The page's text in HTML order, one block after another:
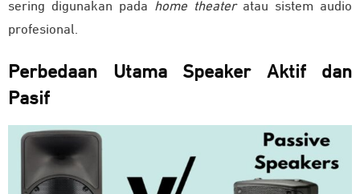
sering digunakan pada home theateratau sistem audio
profesional.
Perbedaan Utama Speaker Aktif dan
Pasif